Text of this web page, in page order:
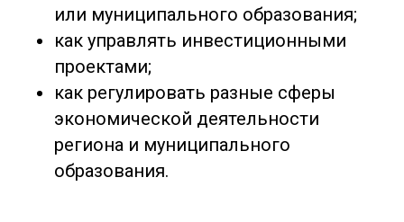
или муниципального образования;
как управлять инвестиционными
проектами;
как регулировать разные сферы
экономической деятельности
региона и муниципального
образования.